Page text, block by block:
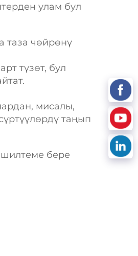
улам бул
таза чөйрөнү
түзөт, бул
мисалы,
таңып
бере